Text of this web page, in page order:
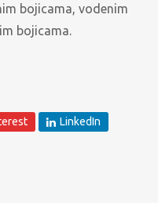
bojicama, vodenim
bojicama.
LinkedIn